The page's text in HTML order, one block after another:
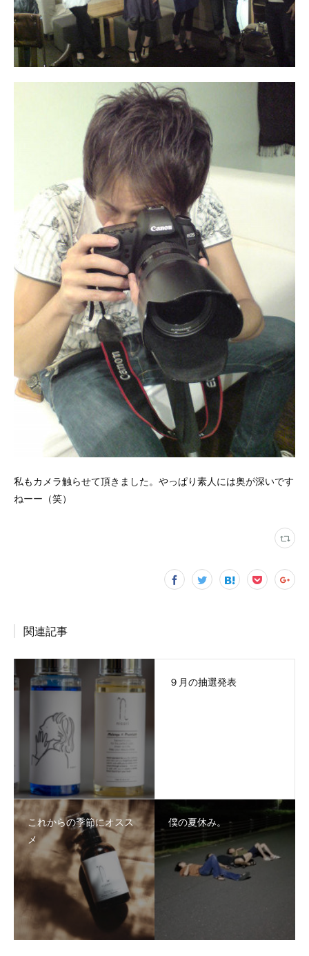
私もカメラ触らせて頂きました。やっぱり素人には奥が深いです
ねーー（笑）
関連記事
９月の抽選発表
これからの季節にオスス
メ
僕の夏休み。